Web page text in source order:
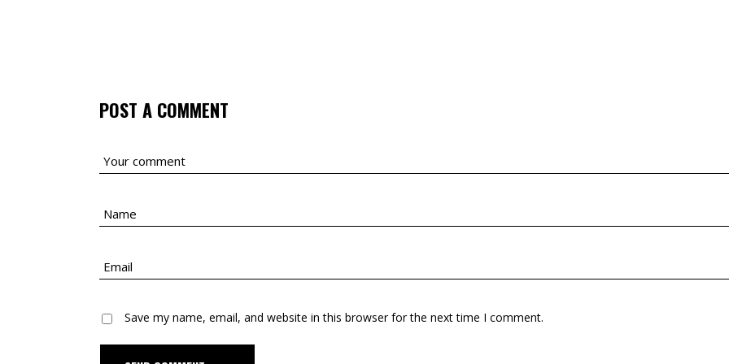
POST A COMMENT
Save my name, email, and website in this browser for the next time I comment.